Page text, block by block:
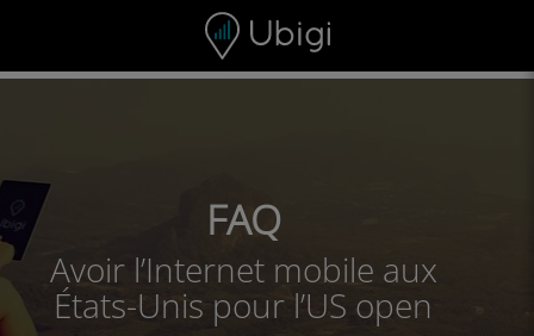
Barre de navigation
FAQ
Avoir l’Internet mobile aux
États-Unis pour l’US open